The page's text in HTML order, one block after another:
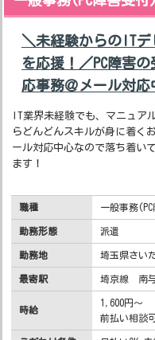
＼未経験からのITデ
を応援！／PC障害
応事務＠メール対応
IT業界未経験でも、マニュア
らどんどんスキルが身に着く
ール対応中心なので落ち着い
ます！
職種 一般事務
勤務形態 派遣
勤務地 埼玉県さい
最寄駅 埼京線 南
時給
1,600円～
前払い相談